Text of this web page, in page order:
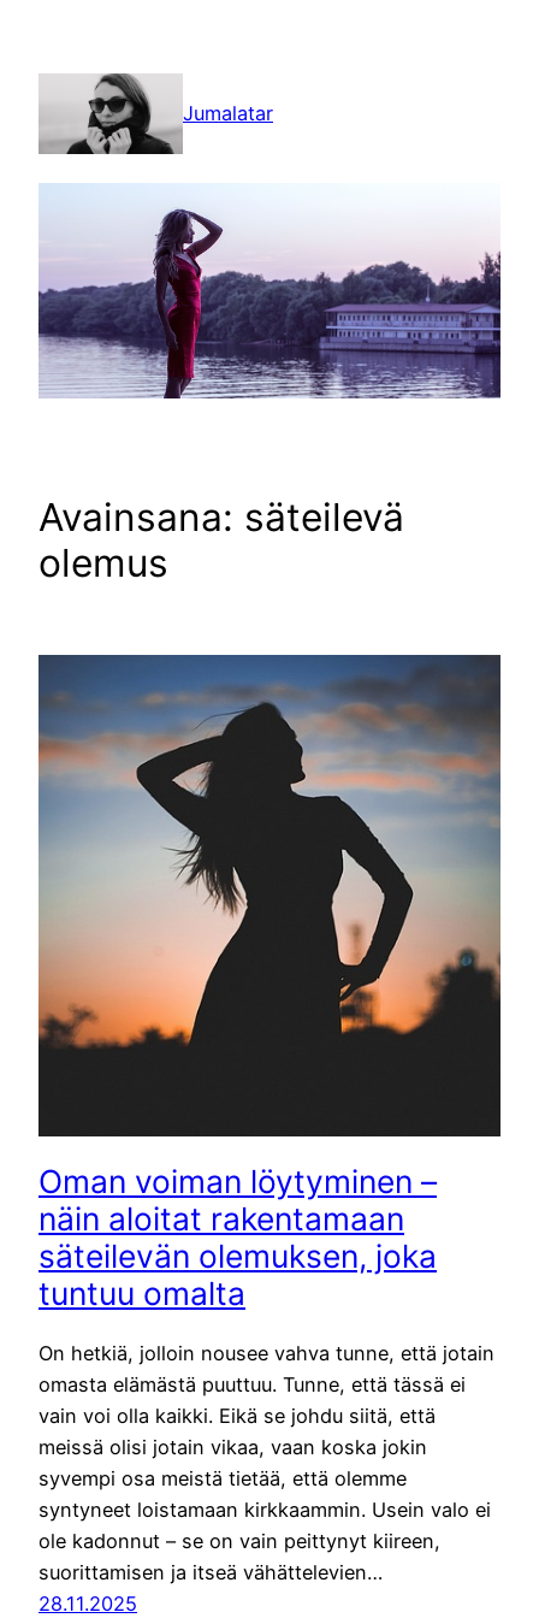
Jumalatar
Avainsana: säteilevä
olemus
Oman voiman löytyminen –
näin aloitat rakentamaan
säteilevän olemuksen, joka
tuntuu omalta
On hetkiä, jolloin nousee vahva tunne, että jotain
omasta elämästä puuttuu. Tunne, että tässä ei
vain voi olla kaikki. Eikä se johdu siitä, että
meissä olisi jotain vikaa, vaan koska jokin
syvempi osa meistä tietää, että olemme
syntyneet loistamaan kirkkaammin. Usein valo ei
ole kadonnut – se on vain peittynyt kiireen,
suorittamisen ja itseä vähättelevien…
28.11.2025